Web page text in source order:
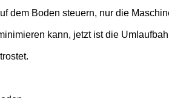
dem Boden steuern, nur die
kann, jetzt ist die